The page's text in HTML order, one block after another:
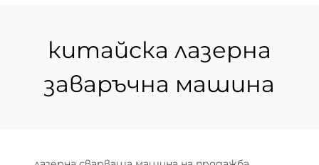
китайска лазерна
заваръчна машина